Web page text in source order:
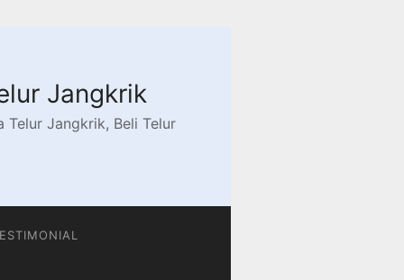
Jangkrik
Telur Jangkrik, Beli Telur